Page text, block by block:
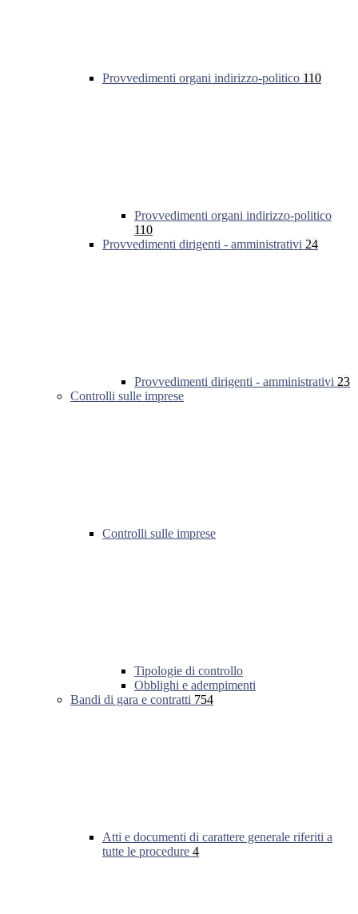
Provvedimenti organi indirizzo-politico 110
Provvedimenti organi indirizzo-politico
110
Provvedimenti dirigenti - amministrativi 24
Provvedimenti dirigenti - amministrativi 23
Controlli sulle imprese
Controlli sulle imprese
Tipologie di controllo
Obblighi e adempimenti
Bandi di gara e contratti 754
Atti e documenti di carattere generale riferiti a
tutte le procedure 4